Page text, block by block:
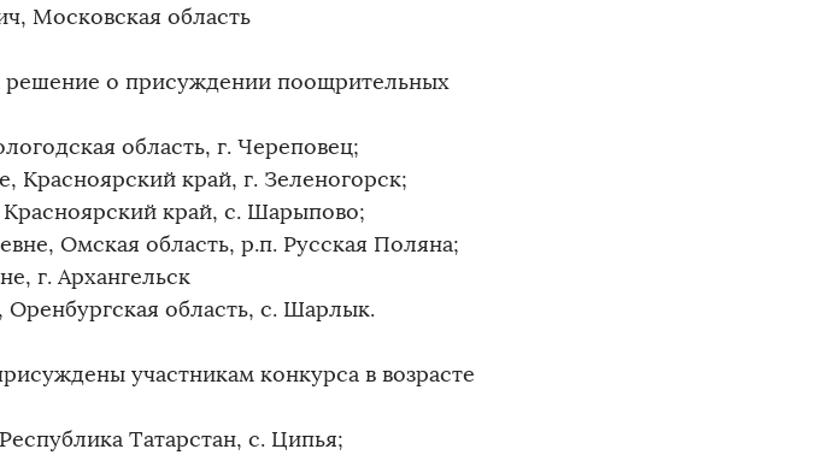
Московская область
решение о присуждении поощрительных
область, г. Череповец;
Красноярский край, г. Зеленогорск;
край, с. Шарыпово;
Омская область, р.п. Русская Поляна;
г. Архангельск
область, с. Шарлык.
участникам конкурса в возрасте
Татарстан, с. Ципья;